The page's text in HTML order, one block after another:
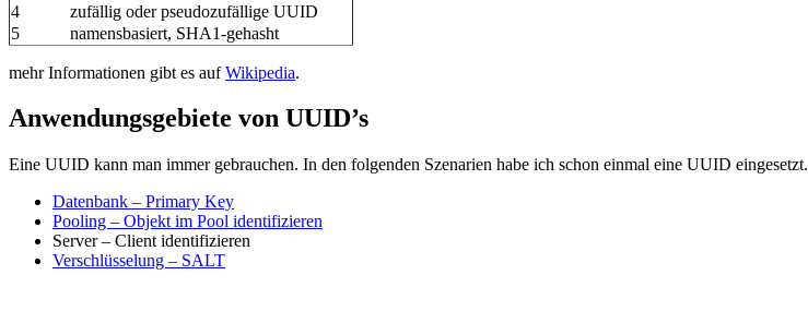
4
zufällig oder pseudozufällige UUID
5
namensbasiert, SHA1-gehasht
mehr Informationen gibt es aufWikipedia.
Anwendungsgebiete von UUID’s
Eine UUID kann man immer gebrauchen. In den folgenden Szenarien habe ich schon einmal eine UUID eingesetzt.
Datenbank – Primary Key
Pooling – Objekt im Pool identifizieren
Server – Client identifizieren
Verschlüsselung – SALT